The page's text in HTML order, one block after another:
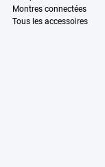
Montres connectées
Tous les accessoires